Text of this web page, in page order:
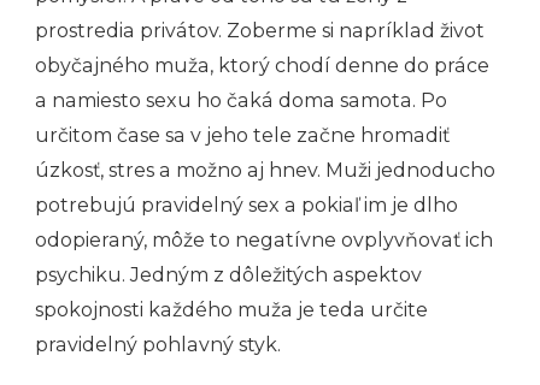
prostredia privátov. Zoberme si napríklad život
obyčajného muža, ktorý chodí denne do práce
a namiesto sexu ho čaká doma samota. Po
určitom čase sa v jeho tele začne hromadiť
úzkosť, stres a možno aj hnev. Muži jednoducho
potrebujú pravidelný sex a pokiaľ im je dlho
odopieraný, môže to negatívne ovplyvňovať ich
psychiku. Jedným z dôležitých aspektov
spokojnosti každého muža je teda určite
pravidelný pohlavný styk.